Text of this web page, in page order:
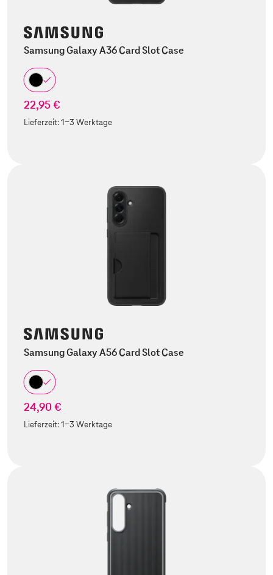
Samsung Galaxy A36 Card Slot Case
22,95 €
Lieferzeit:1-3 Werktage
Samsung Galaxy A56 Card Slot Case
24,90 €
Lieferzeit:1-3 Werktage